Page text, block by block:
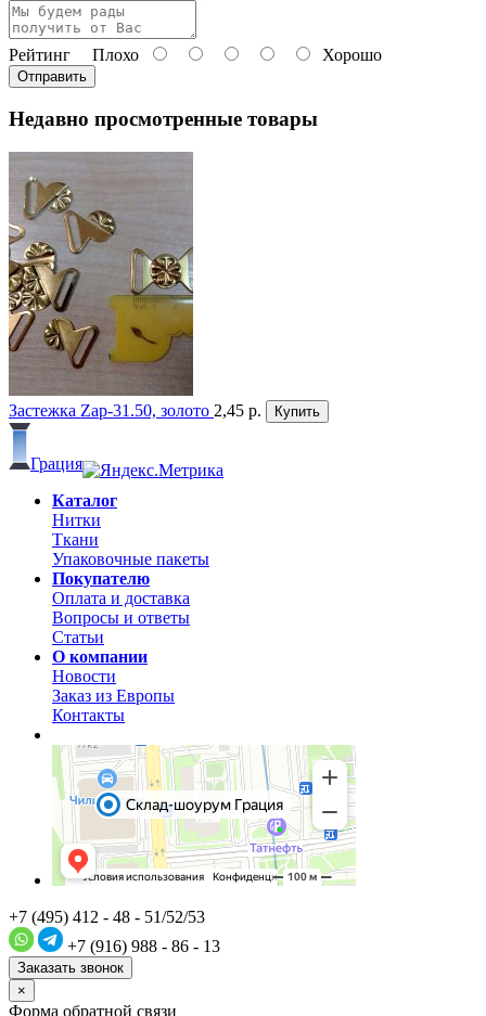
Рейтинг Плохо Хорошо
Отправить
Недавно просмотренные товары
Застежка Zap-31.50, золото 2,45 р. Купить
Грация
Каталог
Нитки
Ткани
Упаковочные пакеты
Покупателю
Оплата и доставка
Вопросы и ответы
Статьи
О компании
Новости
Заказ из Европы
Контакты
+7 (495) 412 - 48 - 51/52/53
+7 (916) 988 - 86 - 13
Заказать звонок
×
Форма обратной связи